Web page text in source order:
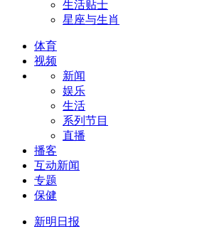
生活贴士
星座与生肖
体育
视频
新闻
娱乐
生活
系列节目
直播
播客
互动新闻
专题
保健
新明日报